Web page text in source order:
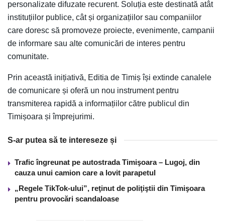
personalizate difuzate recurent. Soluția este destinată atât
instituțiilor publice, cât și organizațiilor sau companiilor
care doresc să promoveze proiecte, evenimente, campanii
de informare sau alte comunicări de interes pentru
comunitate.
Prin această inițiativă, Editia de Timiș își extinde canalele
de comunicare și oferă un nou instrument pentru
transmiterea rapidă a informațiilor către publicul din
Timișoara și împrejurimi.
S-ar putea să te intereseze și
Trafic îngreunat pe autostrada Timişoara – Lugoj, din
cauza unui camion care a lovit parapetul
„Regele TikTok-ului”, reţinut de poliţiştii din Timişoara
pentru provocări scandaloase